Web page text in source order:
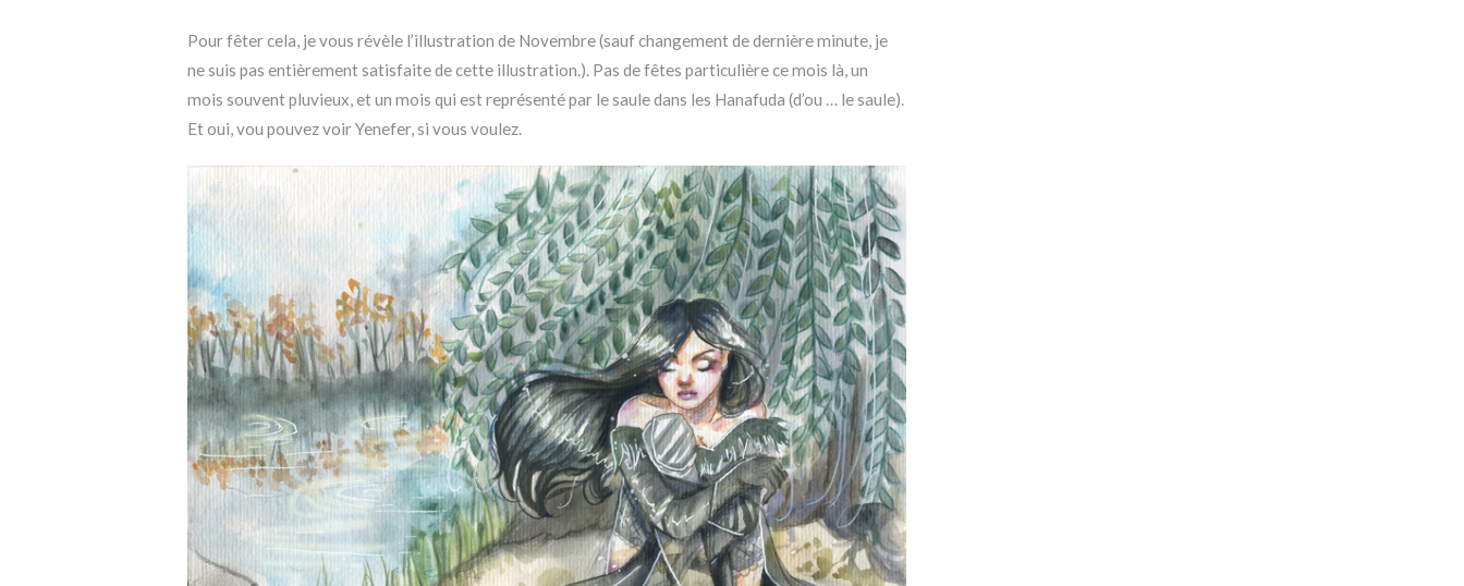
Pour fêter cela, je vous révèle l’illustration de Novembre (sauf changement de dernière minute, je
ne suis pas entièrement satisfaite de cette illustration.). Pas de fêtes particulière ce mois là, un
mois souvent pluvieux, et un mois qui est représenté par le saule dans les Hanafuda (d’ou … le saule).
Et oui, vou pouvez voir Yenefer, si vous voulez.